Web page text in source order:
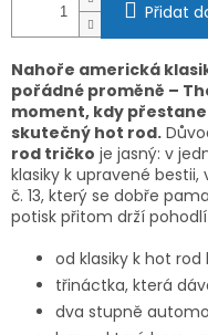
Přidat
Nahoře americká
pořádné proměně –
moment, kdy
skutečný hot rod.
rod tričko je jasný: v
klasiky k upravené
č. 13, který se dobře
potisk přitom drží
od klasiky k hot rod
třináctka, která
dva stupně